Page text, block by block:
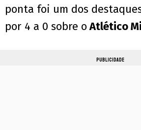
ponta foi um dos
por 4 a 0 sobre oAtlético
PUBLICIDADE